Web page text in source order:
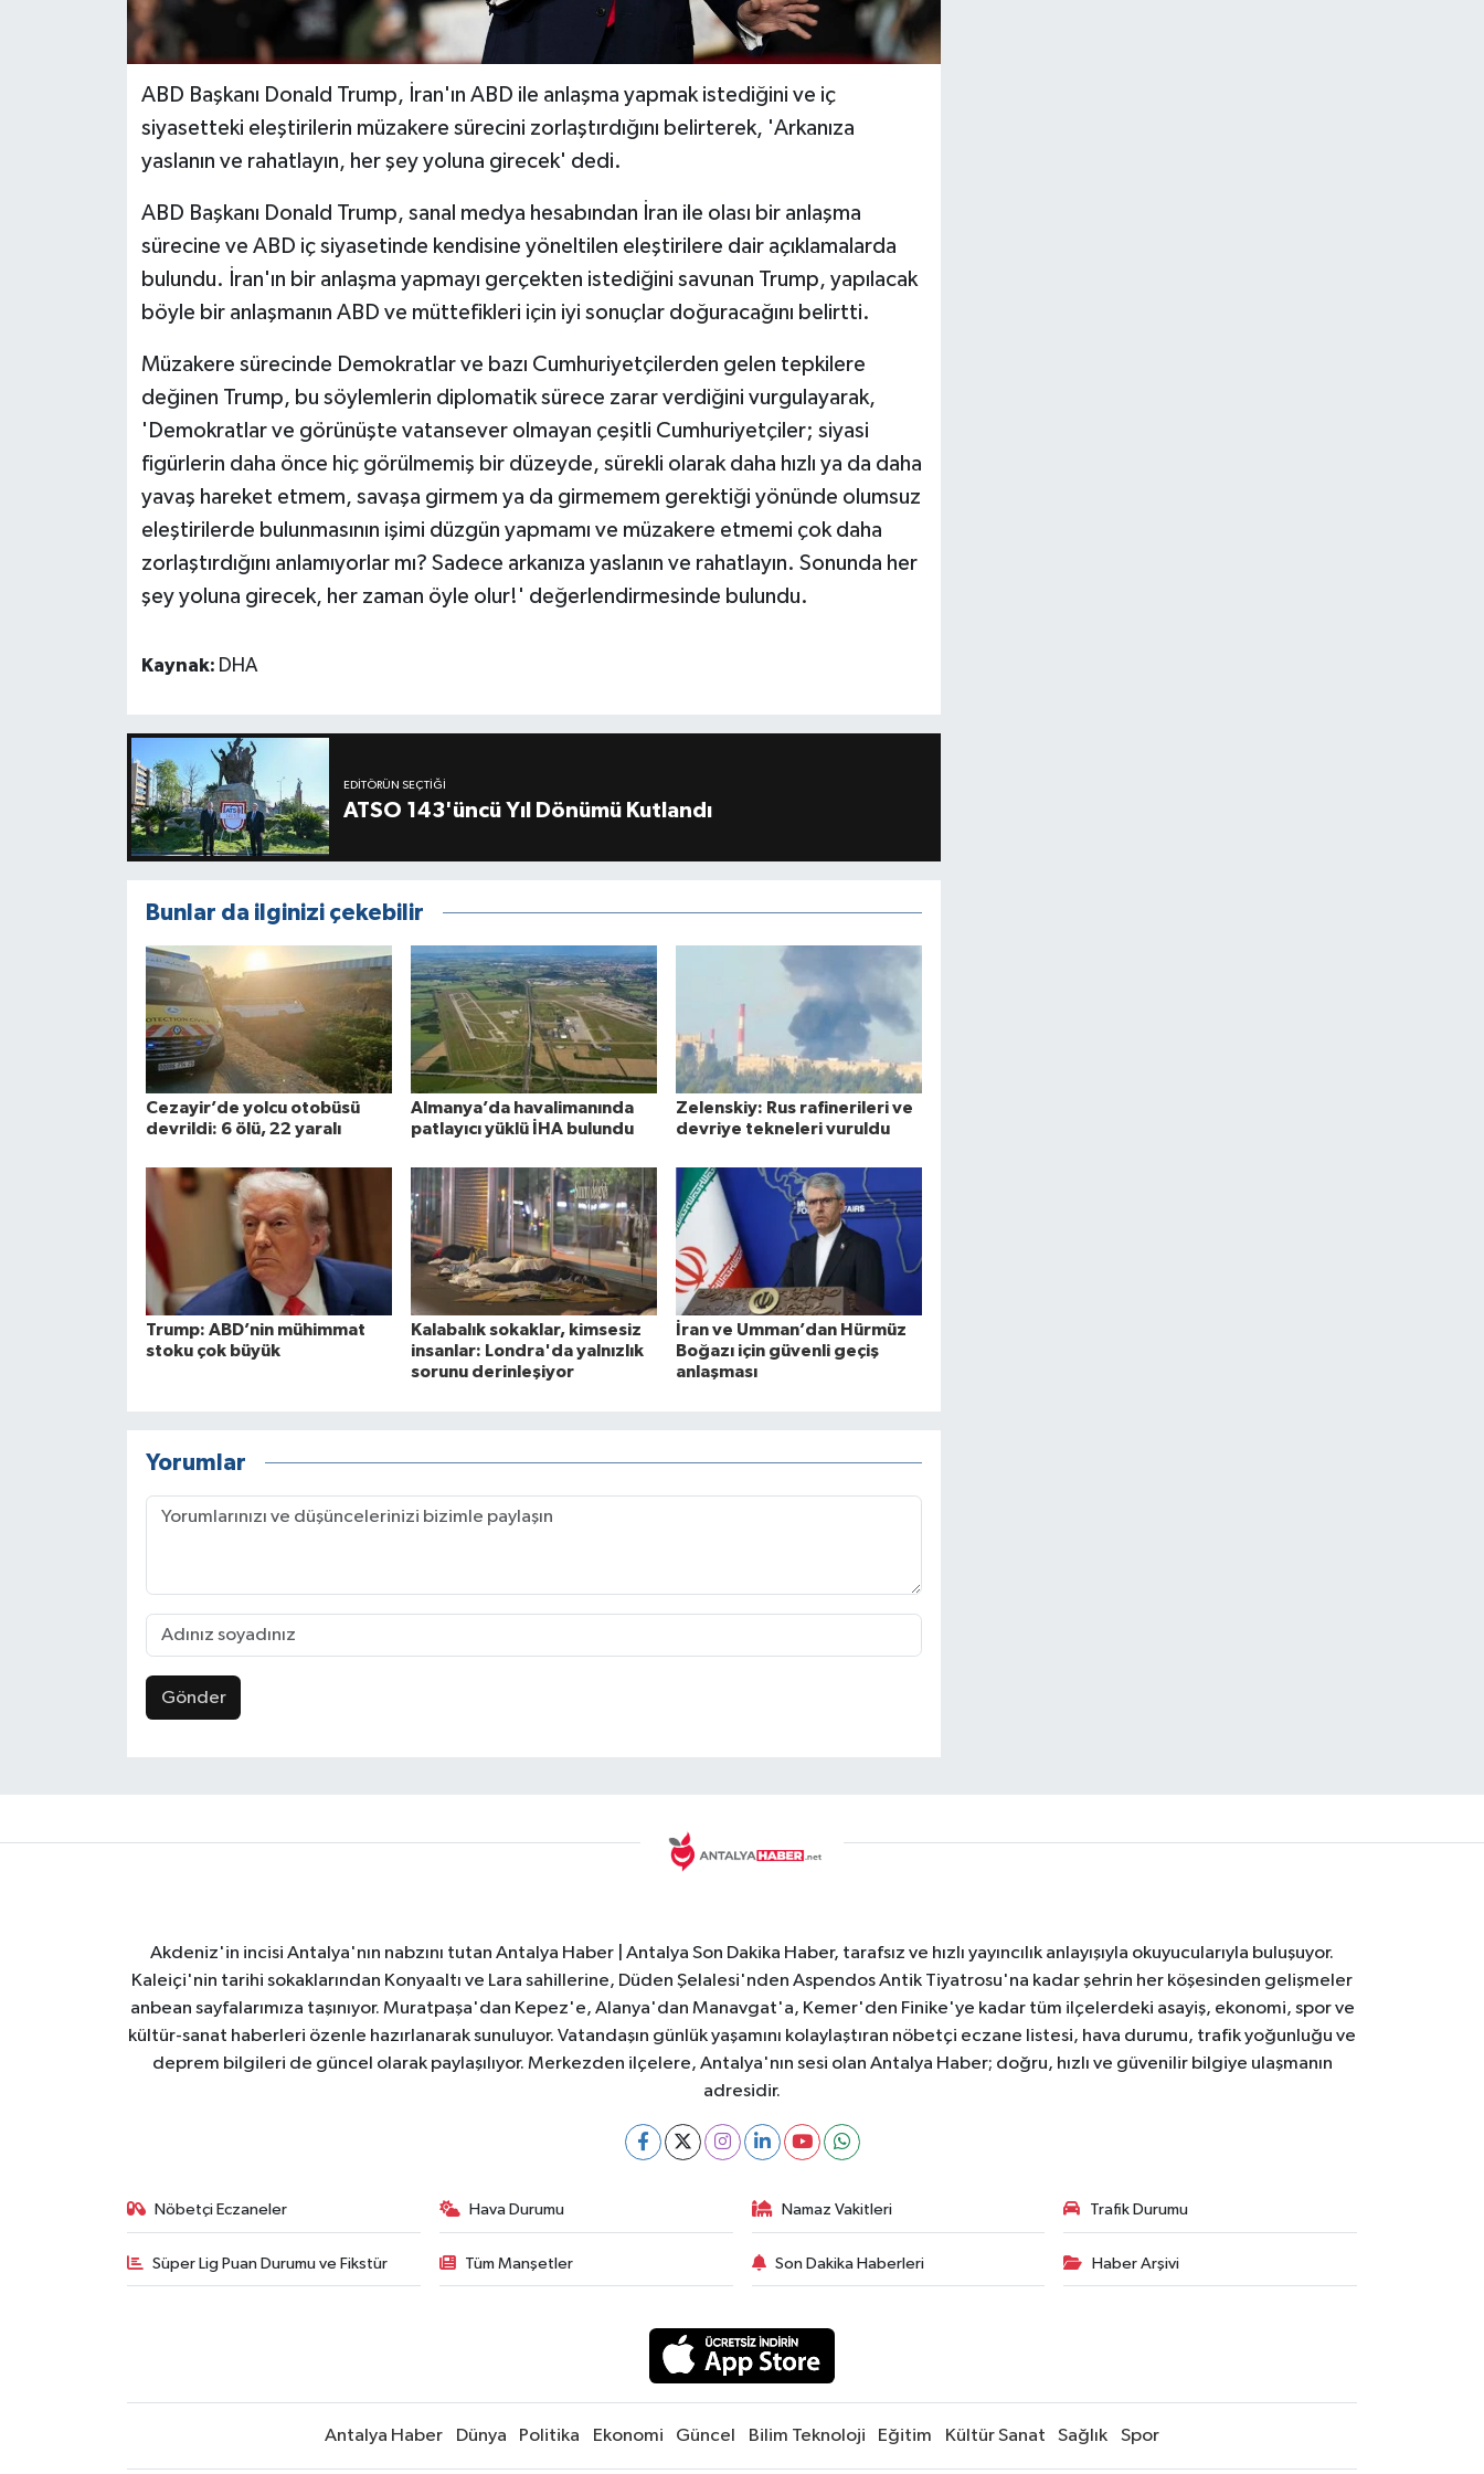
ABD Başkanı Donald Trump, İran'ın ABD ile anlaşma yapmak istediğini ve iç
siyasetteki eleştirilerin müzakere sürecini zorlaştırdığını belirterek, 'Arkanıza
yaslanın ve rahatlayın, her şey yoluna girecek' dedi.
ABD Başkanı Donald Trump, sanal medya hesabından İran ile olası bir anlaşma
sürecine ve ABD iç siyasetinde kendisine yöneltilen eleştirilere dair açıklamalarda
bulundu. İran'ın bir anlaşma yapmayı gerçekten istediğini savunan Trump, yapılacak
böyle bir anlaşmanın ABD ve müttefikleri için iyi sonuçlar doğuracağını belirtti.
Müzakere sürecinde Demokratlar ve bazı Cumhuriyetçilerden gelen tepkilere
değinen Trump, bu söylemlerin diplomatik sürece zarar verdiğini vurgulayarak,
'Demokratlar ve görünüşte vatansever olmayan çeşitli Cumhuriyetçiler; siyasi
figürlerin daha önce hiç görülmemiş bir düzeyde, sürekli olarak daha hızlı ya da daha
yavaş hareket etmem, savaşa girmem ya da girmemem gerektiği yönünde olumsuz
eleştirilerde bulunmasının işimi düzgün yapmamı ve müzakere etmemi çok daha
zorlaştırdığını anlamıyorlar mı? Sadece arkanıza yaslanın ve rahatlayın. Sonunda her
şey yoluna girecek, her zaman öyle olur!' değerlendirmesinde bulundu.
Kaynak: DHA
EDITÖRÜN SEÇTIĞI
ATSO 143'üncü Yıl Dönümü Kutlandı
Bunlar da ilginizi çekebilir
Cezayir’de yolcu otobüsü
devrildi: 6 ölü, 22 yaralı
Almanya’da havalimanında
patlayıcı yüklü İHA bulundu
Zelenskiy: Rus rafinerileri ve
devriye tekneleri vuruldu
Trump: ABD’nin mühimmat
stoku çok büyük
Kalabalık sokaklar, kimsesiz
insanlar: Londra'da yalnızlık
sorunu derinleşiyor
İran ve Umman’dan Hürmüz
Boğazı için güvenli geçiş
anlaşması
Yorumlar
Gönder
Akdeniz'in incisi Antalya'nın nabzını tutan Antalya Haber | Antalya Son Dakika Haber, tarafsız ve hızlı yayıncılık anlayışıyla okuyucularıyla buluşuyor.
Kaleiçi'nin tarihi sokaklarından Konyaaltı ve Lara sahillerine, Düden Şelalesi'nden Aspendos Antik Tiyatrosu'na kadar şehrin her köşesinden gelişmeler
anbean sayfalarımıza taşınıyor. Muratpaşa'dan Kepez'e, Alanya'dan Manavgat'a, Kemer'den Finike'ye kadar tüm ilçelerdeki asayiş, ekonomi, spor ve
kültür-sanat haberleri özenle hazırlanarak sunuluyor. Vatandaşın günlük yaşamını kolaylaştıran nöbetçi eczane listesi, hava durumu, trafik yoğunluğu ve
deprem bilgileri de güncel olarak paylaşılıyor. Merkezden ilçelere, Antalya'nın sesi olan Antalya Haber; doğru, hızlı ve güvenilir bilgiye ulaşmanın
adresidir.
Nöbetçi Eczaneler Hava Durumu Namaz Vakitleri Trafik Durumu
Süper Lig Puan Durumu ve Fikstür Tüm Manşetler Son Dakika Haberleri Haber Arşivi
Antalya Haber Dünya Politika Ekonomi Güncel Bilim Teknoloji Eğitim Kültür Sanat Sağlık Spor